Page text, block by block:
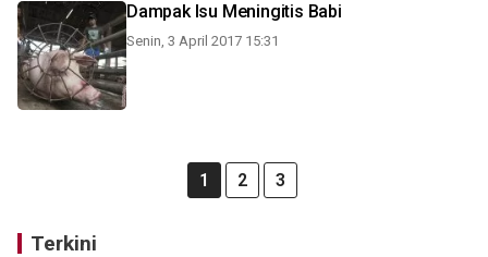
Dampak Isu Meningitis Babi
Senin, 3 April 2017 15:31
1 2 3
Terkini